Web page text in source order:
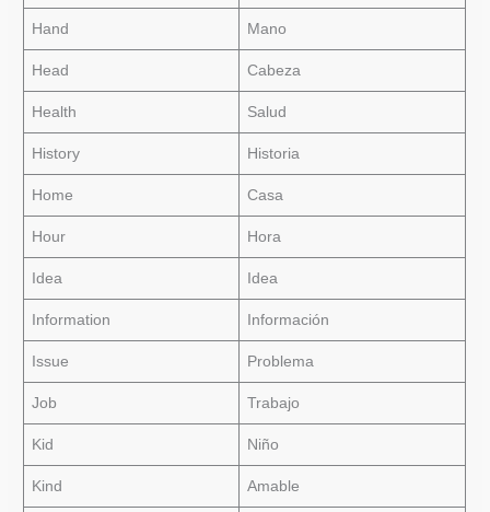
Hand Mano
Head Cabeza
Health Salud
History Historia
Home Casa
Hour Hora
Idea Idea
Information Información
Issue Problema
Job Trabajo
Kid Niño
Kind Amable